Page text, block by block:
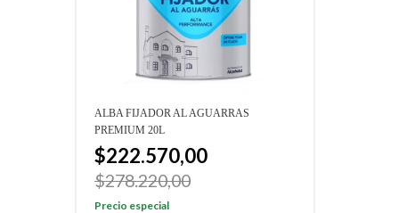
ALBA FIJADOR AL AGUARRAS
PREMIUM 20L
$222.570,00
$278.220,00
Precio especial